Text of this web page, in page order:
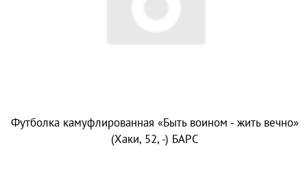
Футболка камуфлированная «Быть воином - жить вечно»
(Хаки, 52, -) БАРС